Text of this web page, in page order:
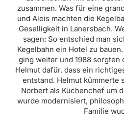
zusammen. Was für eine
und Alois machten die
Geselligkeit in Lanersbach.
sagen: So entschied man
Kegelbahn ein Hotel zu
ging weiter und 1988 sorgten
Helmut dafür, dass ein
entstand. Helmut kümmerte
Norbert als Küchenchef um
wurde modernisiert,
Familie